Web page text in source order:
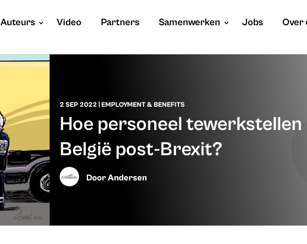
Auteurs Video Partners Samenwerken Jobs Over
2 SEP 2022| EMPLOYMENT & BENEFITS
Hoe personeel tewerkstellen
België post-Brexit?
DoorAndersen